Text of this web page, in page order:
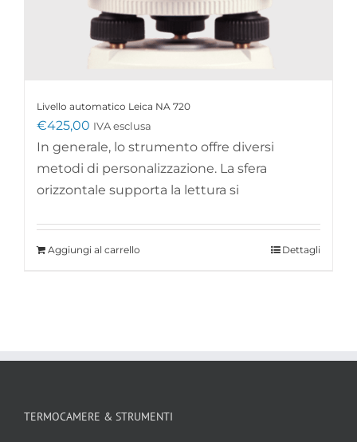
Livello automatico Leica NA 720
€425,00 IVA esclusa
In generale, lo strumento offre diversi
metodi di personalizzazione. La sfera
orizzontale supporta la lettura si
Aggiungi al carrello Dettagli
TERMOCAMERE & STRUMENTI